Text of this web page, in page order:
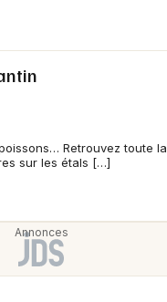
Retrouvez toute
sur les étals […]